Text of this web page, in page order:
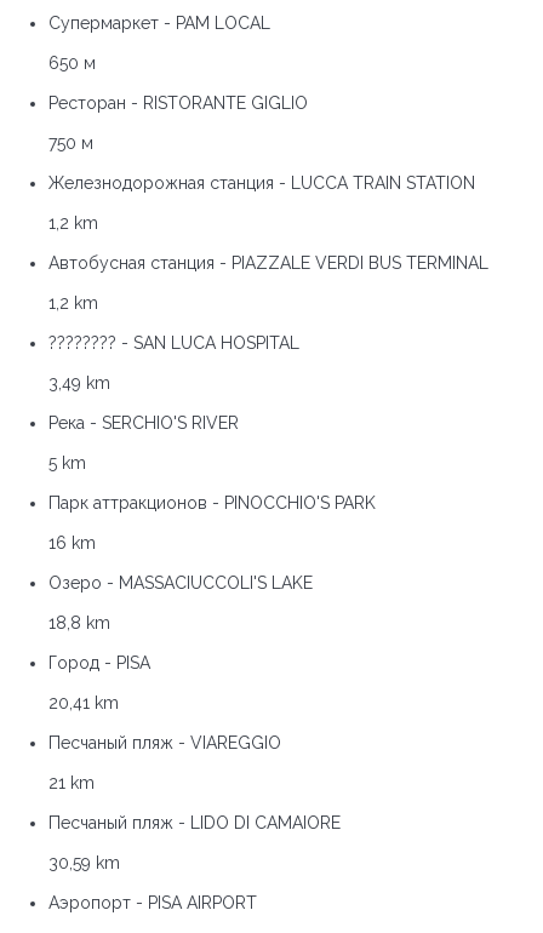
Супермаркет - PAM LOCAL
650 м
Ресторан - RISTORANTE GIGLIO
750 м
Железнодорожная станция - LUCCA TRAIN STATION
1,2 km
Автобусная станция - PIAZZALE VERDI BUS TERMINAL
1,2 km
???????? - SAN LUCA HOSPITAL
3,49 km
Река - SERCHIO'S RIVER
5 km
Парк аттракционов - PINOCCHIO'S PARK
16 km
Озеро - MASSACIUCCOLI'S LAKE
18,8 km
Город - PISA
20,41 km
Песчаный пляж - VIAREGGIO
21 km
Песчаный пляж - LIDO DI CAMAIORE
30,59 km
Аэропорт - PISA AIRPORT